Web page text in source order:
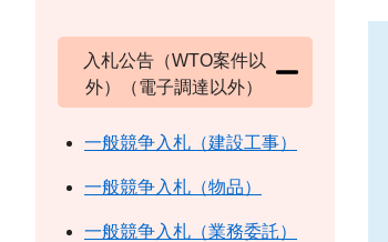
入札公告（WTO案件以
外）（電子調達以外）
一般競争入札（建設工事）
一般競争入札（物品）
一般競争入札（業務委託）